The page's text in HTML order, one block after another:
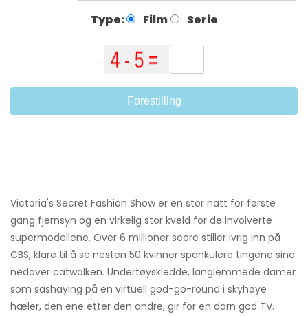
Type: Film Serie
Forestilling
Victoria's Secret Fashion Show er en stor natt for første
gang fjernsyn og en virkelig stor kveld for de involverte
supermodellene. Over 6 millioner seere stiller ivrig inn på
CBS, klare til å se nesten 50 kvinner spankulere tingene sine
nedover catwalken. Undertøyskledde, langlemmede damer
som sashaying på en virtuell god-go-round i skyhøye
hæler, den ene etter den andre, gir for en darn god TV.